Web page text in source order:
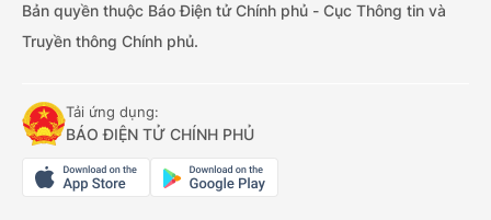
Bản quyền thuộc Báo Điện tử Chính phủ - Cục Thông tin và
Truyền thông Chính phủ.
Tải ứng dụng:
BÁO ĐIỆN TỬ CHÍNH PHỦ